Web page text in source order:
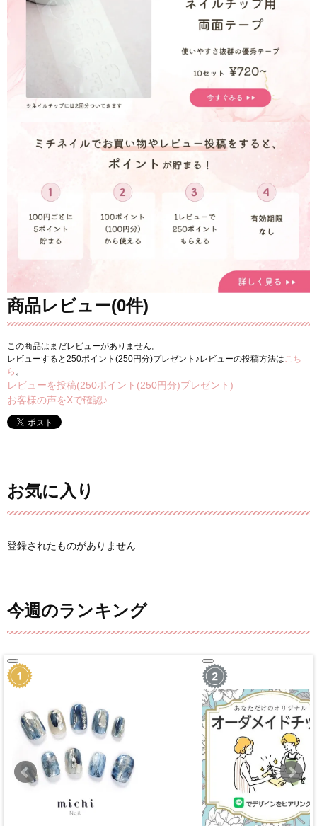
商品レビュー(0件)
この商品はまだレビューがありません。
レビューすると250ポイント(250円分)プレゼント♪レビューの投稿方法は こち
ら 。
レビューを投稿(250ポイント(250円分)プレゼント)
お客様の声をXで確認♪
お気に入り
登録されたものがありません
今週のランキング